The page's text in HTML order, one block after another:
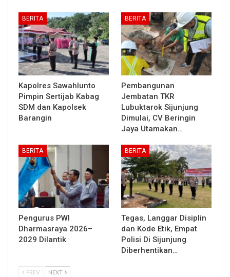
BERITA
Kapolres Sawahlunto
Pimpin Sertijab Kabag
SDM dan Kapolsek
Barangin
BERITA
Pembangunan
Jembatan TKR
Lubuktarok Sijunjung
Dimulai, CV Beringin
Jaya Utamakan…
BERITA
Pengurus PWI
Dharmasraya 2026–
2029 Dilantik
BERITA
Tegas, Langgar Disiplin
dan Kode Etik, Empat
Polisi Di Sijunjung
Diberhentikan…
PREV NEXT